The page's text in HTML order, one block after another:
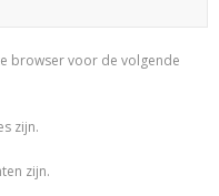
browser voor de volgende
zijn.
zijn.